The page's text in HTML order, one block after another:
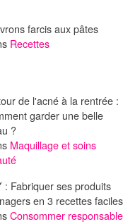
farcis aux pâtes
Recettes
de l'acné à la rentrée :
garder une belle
?
Maquillage et soins
: Fabriquer ses produits
en 3 recettes faciles
Consommer responsable